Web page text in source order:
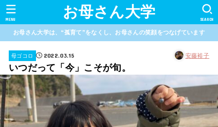
お母さん大学 SEARCH
MENU
お母さん大学は、“孤育て”をなくし、お母さんの笑顔をつなげています
母ゴコロ 2022.03.15 安藤裕子
いつだって「今」こそが旬。